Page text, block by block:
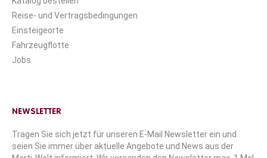
Reise- und Vertragsbedingungen
Einsteigeorte
Fahrzeugflotte
Jobs
NEWSLETTER
Tragen Sie sich jetzt für unseren E-Mail Newsletter ein und
seien Sie immer über aktuelle Angebote und News aus der